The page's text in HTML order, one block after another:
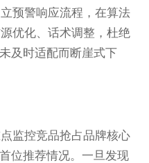
预警响应流程，在算法
优化、话术调整，杜绝
及时适配而断崖式下
监控竞品抢占品牌核心
位推荐情况。一旦发现